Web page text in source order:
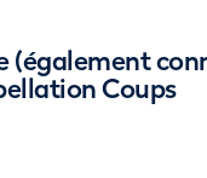
(également
Coups